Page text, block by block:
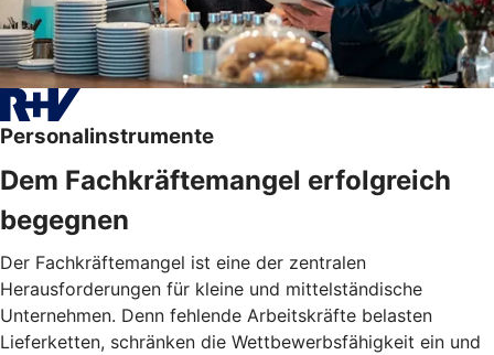
Personalinstrumente
Dem Fachkräftemangel erfolgreich
begegnen
Der Fachkräftemangel ist eine der zentralen
Herausforderungen für kleine und mittelständische
Unternehmen. Denn fehlende Arbeitskräfte belasten
Lieferketten, schränken die Wettbewerbsfähigkeit ein und